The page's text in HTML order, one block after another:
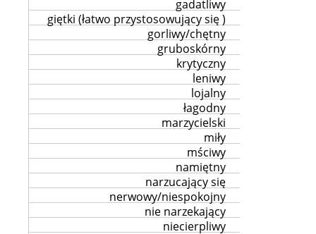
gadatliwy
giętki (łatwo przystosowujący się )
gorliwy/chętny
gruboskórny
krytyczny
leniwy
lojalny
łagodny
marzycielski
miły
mściwy
namiętny
narzucający się
nerwowy/niespokojny
nie narzekający
niecierpliwy